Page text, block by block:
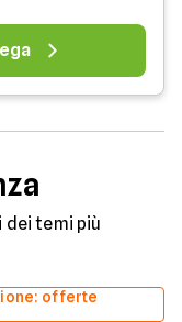
dei temi più
offerte